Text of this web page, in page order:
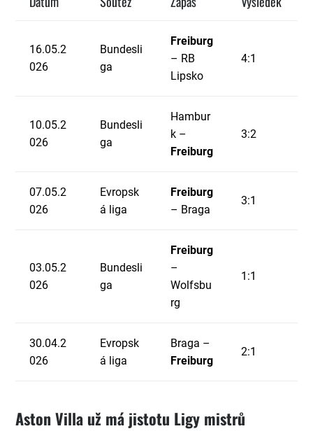
16.05.2
026
Bundesli
ga
Freiburg
– RB
Lipsko
4:1
10.05.2
026
Bundesli
ga
Hambur
k –
Freiburg
3:2
07.05.2
026
Evropsk
á liga
Freiburg
– Braga
3:1
03.05.2
026
Bundesli
ga
Freiburg
–
Wolfsbu
rg
1:1
30.04.2
026
Evropsk
á liga
Braga –
Freiburg
2:1
Aston Villa už má jistotu Ligy mistrů